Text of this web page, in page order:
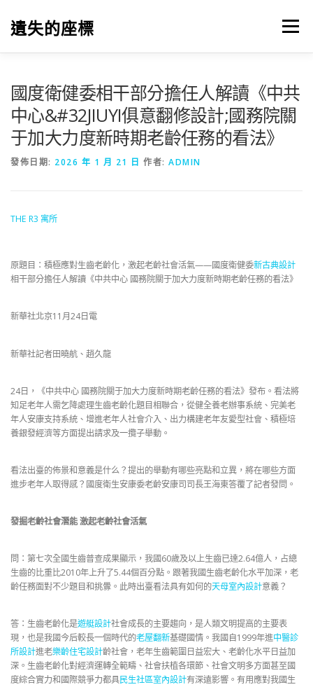
遺失的座標 選單
國度衛健委相干部分擔任人解讀《中共
中心&#32JIUYI俱意翻修設計;國務院關
于加大力度新時期老齡任務的看法》
發佈日期: 2026 年 1 月 21 日 作者: ADMIN
THE R3 寓所
原題目：積極應對生齒老齡化，激起老齡社會活氣——國度衛健委新古典設計
相干部分擔任人解讀《中共中心 國務院關于加大力度新時期老齡任務的看法》
新華社北京11月24日電
新華社記者田曉航、趙久龍
24日，《中共中心 國務院關于加大力度新時期老齡任務的看法》發布。看法將
知足老年人需乞降處理生齒老齡化題目相聯合，從健全養老辦事系統、完美老
年人安康支持系統、增進老年人社會介入、出力構建老年友愛型社會、積極培
養銀發經濟等方面提出請求及一攬子舉動。
看法出臺的佈景和意義是什么？提出的舉動有哪些亮點和立異，將在哪些方面
進步老年人取得感？國度衛生安康委老齡安康司司長王海東答覆了記者發問。
發掘老齡社會潛能 激起老齡社會活氣
問：第七次全國生齒普查成果顯示，我國60歲及以上生齒已達2.64億人，占總
生齒的比重比2010年上升了5.44個百分點。跟著我國生齒老齡化水平加深，老
齡任務面對不少題目和挑釁。此時出臺看法具有如何的天母室內設計意義？
答：生齒老齡化是遊艇設計社會成長的主要趨向，是人類文明提高的主要表
現，也是我國今后較長一個時代的老屋翻新基礎國情。我國自1999年進中醫診
所設計進老樂齡住宅設計齡社會，老年生齒範圍日益宏大、老齡化水平日益加
深。生齒老齡化對經濟運轉全範疇、社會扶植各環節、社會文明多方面甚至國
度綜合實力和國際競爭力都具民生社區室內設計有深遠影響。有用應對我國生